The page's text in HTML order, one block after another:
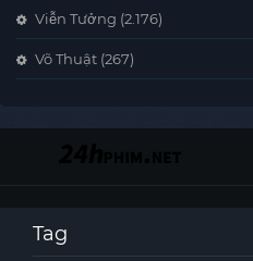
Viễn Tưởng (2.176)
Võ Thuật (267)
Tag